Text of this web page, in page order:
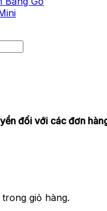
giỏ hàng.
đối với các đơn